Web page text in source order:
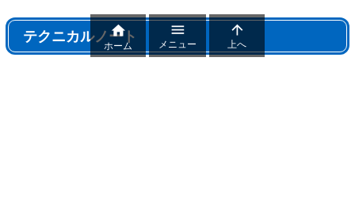
テクニカルノート

ホーム

メニュー

上へ